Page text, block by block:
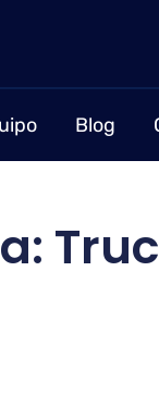
Blog